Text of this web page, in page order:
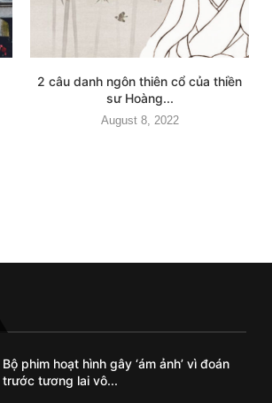
2 câu danh ngôn thiên cổ của thiền
sư Hoàng...
August 8, 2022
Bộ phim hoạt hình gây ‘ám ảnh’ vì đoán
trước tương lai vô...